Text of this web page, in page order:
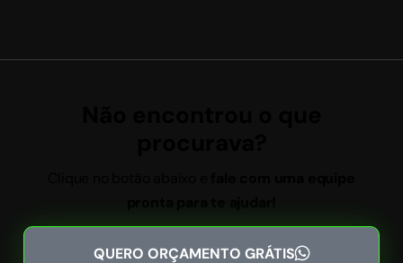
QUERO ORÇAMENTO GRÁTIS